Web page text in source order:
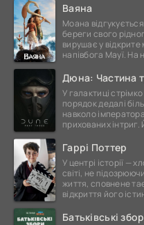
Ваяна
Моана
береги свого
вирушає у
напівбога Мауї. На
Дюна: Частина
У галактиці
порядок дедалі
навколо
прихованих
Гаррі Поттер
У центрі історії —
світі, не
життя, сповнене
відкриття його
Батьківські